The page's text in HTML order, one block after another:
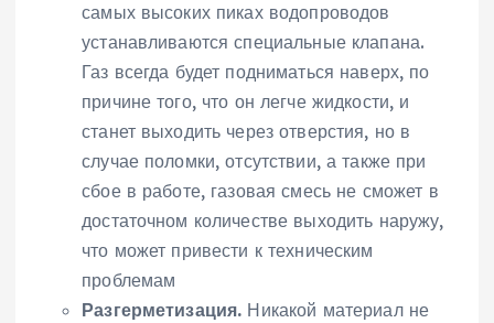
самых высоких пиках водопроводов
устанавливаются специальные клапана.
Газ всегда будет подниматься наверх, по
причине того, что он легче жидкости, и
станет выходить через отверстия, но в
случае поломки, отсутствии, а также при
сбое в работе, газовая смесь не сможет в
достаточном количестве выходить наружу,
что может привести к техническим
проблемам
Разгерметизация. Никакой материал не